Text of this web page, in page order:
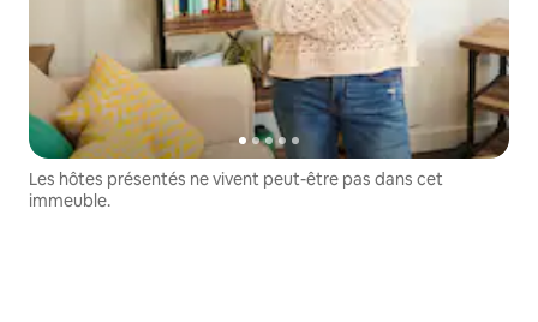
Les hôtes présentés ne vivent peut-être pas dans cet
immeuble.